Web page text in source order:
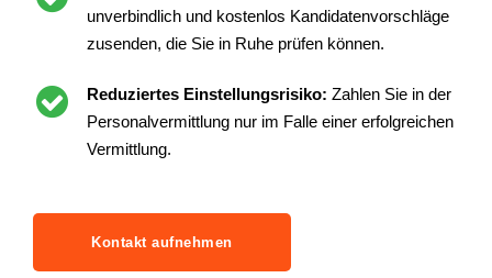
unverbindlich und kostenlos Kandidatenvorschläge
zusenden, die Sie in Ruhe prüfen können.
Reduziertes Einstellungsrisiko: Zahlen Sie in der
Personalvermittlung nur im Falle einer erfolgreichen
Vermittlung.
Kontakt aufnehmen